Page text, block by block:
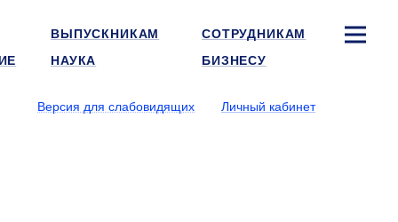
ВЫПУСКНИКАМ
СОТРУДНИКАМ
НАУКА БИЗНЕСУ
Версия для слабовидящих Личный кабинет